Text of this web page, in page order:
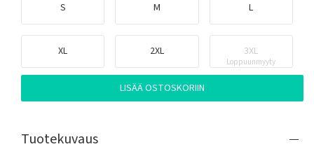
S M L
XL 2XL 3XL
Loppuunmyyty
LISÄÄ OSTOSKORIIN
Tuotekuvaus